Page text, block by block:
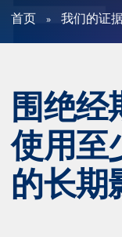
过滤
首页 我们的证
围绝
使用至
的长期